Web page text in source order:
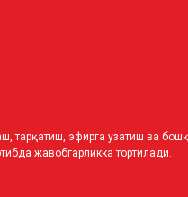
тарқатиш, эфирга узатиш ва
жавобгарликка тортилади.